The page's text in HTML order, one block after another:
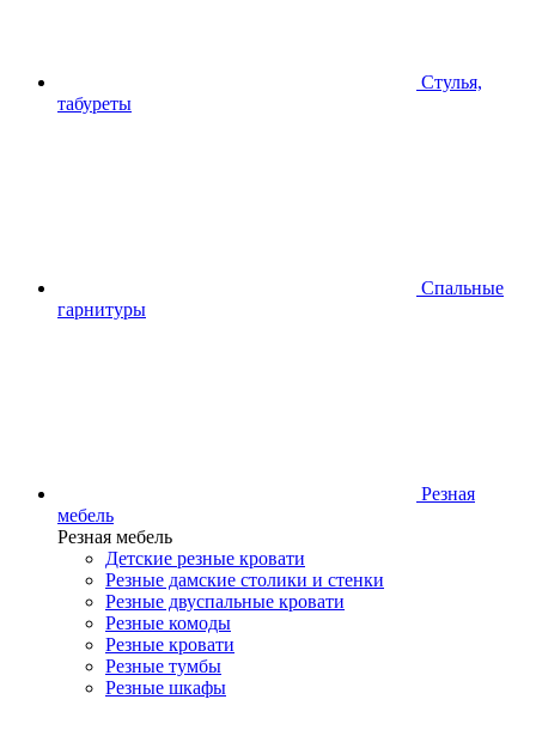
Стулья,
табуреты
Спальные
гарнитуры
Резная
мебель
Резная мебель
Детские резные кровати
Резные дамские столики и стенки
Резные двуспальные кровати
Резные комоды
Резные кровати
Резные тумбы
Резные шкафы